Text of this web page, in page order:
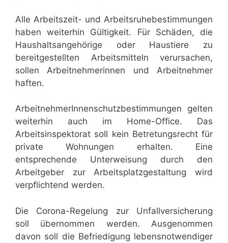
Alle Arbeitszeit- und Arbeitsruhebestimmungen
haben weiterhin Gültigkeit. Für Schäden, die
Haushaltsangehörige oder Haustiere zu
bereitgestellten Arbeitsmitteln verursachen,
sollen Arbeitnehmerinnen und Arbeitnehmer
haften.
ArbeitnehmerInnenschutzbestimmungen gelten
weiterhin auch im Home-Office. Das
Arbeitsinspektorat soll kein Betretungsrecht für
private Wohnungen erhalten. Eine
entsprechende Unterweisung durch den
Arbeitgeber zur Arbeitsplatzgestaltung wird
verpflichtend werden.
Die Corona-Regelung zur Unfallversicherung
soll übernommen werden. Ausgenommen
davon soll die Befriedigung lebensnotwendiger